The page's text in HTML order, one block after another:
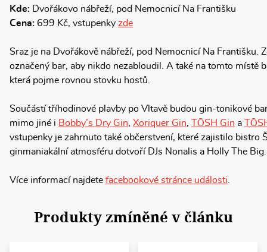
Kde: Dvořákovo nábřeží, pod Nemocnicí Na Františku
Cena: 699 Kč, vstupenky zde
Sraz je na Dvořákově nábřeží, pod Nemocnicí Na Františku.
označený bar, aby nikdo nezabloudil. A také na tomto místě
která pojme rovnou stovku hostů.
Součástí tříhodinové plavby po Vltavě budou gin-tonikové
mimo jiné i Bobby’s Dry Gin, Xoriquer Gin, TŌSH Gin a
vstupenky je zahrnuto také občerstvení, které zajistilo bistro
ginmaniakální atmosféru dotvoří DJs Nonalis a Holly The Big.
Více informací najdete facebookové stránce události
Produkty zmíněné v článku